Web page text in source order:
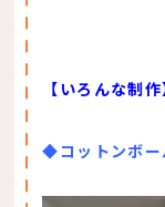
【いろんな制作
◆コットンボ